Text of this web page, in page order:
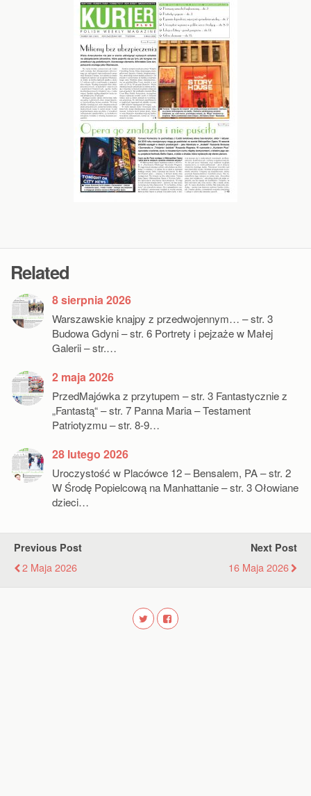
Related
8 sierpnia 2026
Warszawskie knajpy z przedwojennym… – str. 3
Budowa Gdyni – str. 6 Portrety i pejzaże w Małej
Galerii – str.…
2 maja 2026
PrzedMajówka z przytupem – str. 3 Fantastycznie z
„Fantastą“ – str. 7 Panna Maria – Testament
Patriotyzmu – str. 8-9…
28 lutego 2026
Uroczystość w Placówce 12 – Bensalem, PA – str. 2
W Środę Popielcową na Manhattanie – str. 3 Ołowiane
dzieci…
Previous Post
2 Maja 2026
Next Post
16 Maja 2026